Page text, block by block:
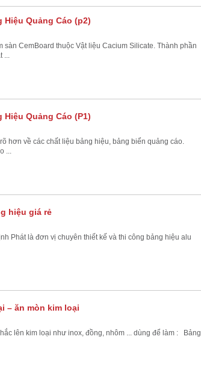
Hiệu Quảng Cáo (p2)
sàn CemBoard thuộc Vật liệu Cacium Silicate. Thành phần
...
Hiệu Quảng Cáo (P1)
hơn về các chất liệu bảng hiệu, bảng biển quảng cáo.
...
hiệu giá rẻ
Phát là đơn vị chuyên thiết kế và thi công bảng hiệu alu
– ăn mòn kim loại
lên kim loại như inox, đồng, nhôm ... dùng để làm : Bảng